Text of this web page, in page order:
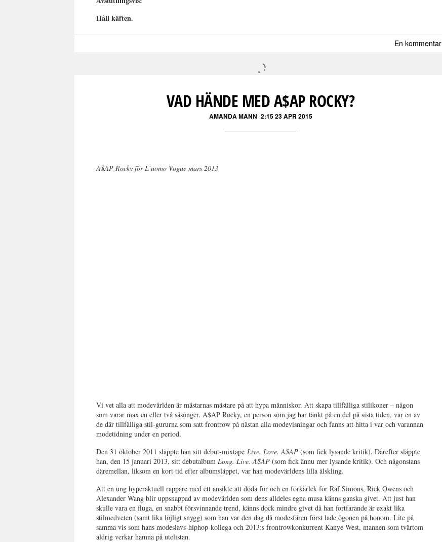
Håll käften.
En kommentar
VAD HÄNDE MED A$AP ROCKY?
AMANDA MANN 2:15 23 APR 2015
A$AP Rocky för L’uomo Vogue mars 2013
Vi vet alla att modevärlden är mästarnas mästare på att hypa människor. Att skapa tillfälliga stilikoner – någon
som varar max en eller två säsonger. A$AP Rocky, en person som jag har tänkt på en del på sista tiden, var en av
de där tillfälliga stil-gururna som satt frontrow på nästan alla modevisningar och fanns att hitta i var och varannan
modetidning under en period.
Den 31 oktober 2011 släppte han sitt debut-mixtapeLive. Love. A$AP (som fick lysande kritik). Därefter släppte
han, den 15 januari 2013, sitt debutalbumLong. Live. A$AP (som fick ännu mer lysande kritik). Och någonstans
däremellan, liksom en kort tid efter albumsläppet, var han modevärldens lilla älskling.
Att en ung hyperaktuell rappare med ett ansikte att döda för och en förkärlek för Raf Simons, Rick Owens och
Alexander Wang blir uppsnappad av modevärlden som dens alldeles egna musa känns ganska givet. Att just han
skulle vara en fluga, en snabbt försvinnande trend, känns dock mindre givet då han fortfarande är exakt lika
stilmedveten (samt lika löjligt snygg) som han var den dag då modesfären först lade ögonen på honom. Lite på
samma vis som hans modeslavs-hiphop-kollega och 2013:s frontrowkonkurrent Kanye West, mannen som tvärtom
aldrig verkar hamna på utelistan.